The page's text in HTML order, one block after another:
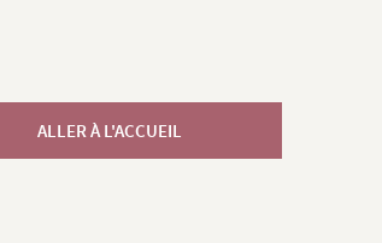
ALLER À L'ACCUEIL